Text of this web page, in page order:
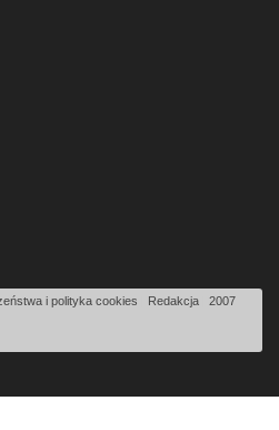
i polityka cookies Redakcja
2007